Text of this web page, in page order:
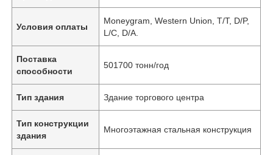
Условия оплаты
Moneygram, Western Union, T/T, D/P,
L/C, D/A.
Поставка
способности
501700 тонн/год
Тип здания Здание торгового центра
Тип конструкции
здания
Многоэтажная стальная конструкция